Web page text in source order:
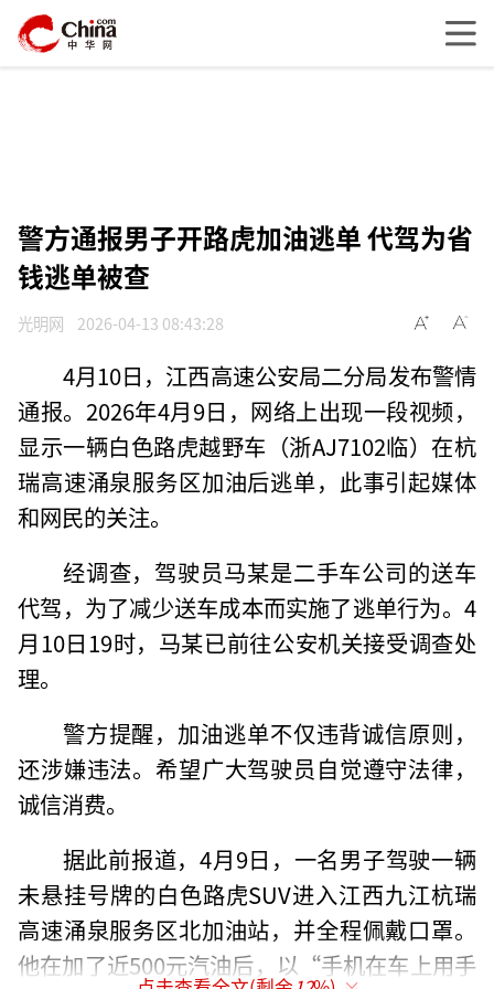
警方通报男子开路虎加油逃单 代驾为省
钱逃单被查
光明网 2026-04-13 08:43:28
4月10日，江西高速公安局二分局发布警情
通报。2026年4月9日，网络上出现一段视频，
显示一辆白色路虎越野车（浙AJ7102临）在杭
瑞高速涌泉服务区加油后逃单，此事引起媒体
和网民的关注。
经调查，驾驶员马某是二手车公司的送车
代驾，为了减少送车成本而实施了逃单行为。4
月10日19时，马某已前往公安机关接受调查处
理。
警方提醒，加油逃单不仅违背诚信原则，
还涉嫌违法。希望广大驾驶员自觉遵守法律，
诚信消费。
据此前报道，4月9日，一名男子驾驶一辆
未悬挂号牌的白色路虎SUV进入江西九江杭瑞
高速涌泉服务区北加油站，并全程佩戴口罩。
他在加了近500元汽油后，以“手机在车上用手